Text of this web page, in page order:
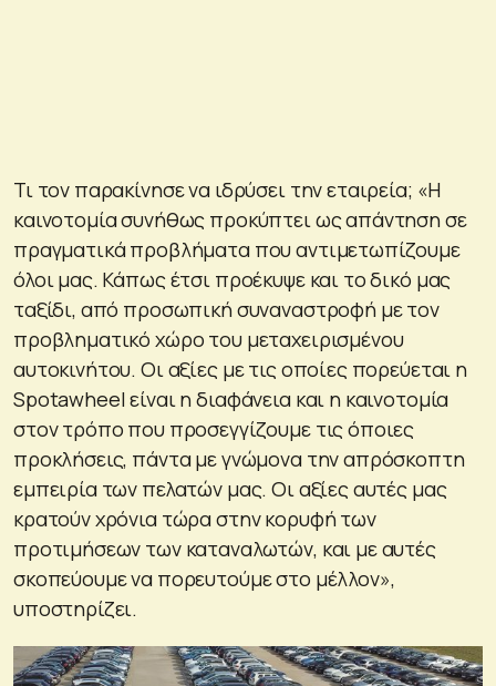
Τι τον παρακίνησε να ιδρύσει την εταιρεία; «Η
καινοτομία συνήθως προκύπτει ως απάντηση σε
πραγματικά προβλήματα που αντιμετωπίζουμε
όλοι μας. Κάπως έτσι προέκυψε και το δικό μας
ταξίδι, από προσωπική συναναστροφή με τον
προβληματικό χώρο του μεταχειρισμένου
αυτοκινήτου. Οι αξίες με τις οποίες πορεύεται η
Spotawheel είναι η διαφάνεια και η καινοτομία
στον τρόπο που προσεγγίζουμε τις όποιες
προκλήσεις, πάντα με γνώμονα την απρόσκοπτη
εμπειρία των πελατών μας. Οι αξίες αυτές μας
κρατούν χρόνια τώρα στην κορυφή των
προτιμήσεων των καταναλωτών, και με αυτές
σκοπεύουμε να πορευτούμε στο μέλλον»,
υποστηρίζει.